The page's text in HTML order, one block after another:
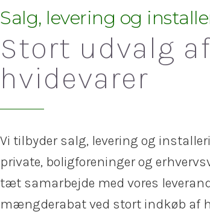
Salg, levering og
Stort udvalg
hvidevarer
Vi tilbyder salg, levering og
private, boligforeninger og
tæt samarbejde med vores
mængderabat ved stort indkøb af